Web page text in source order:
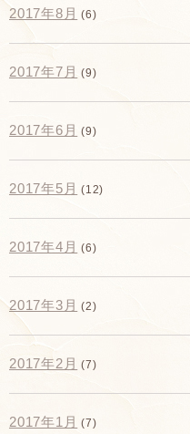
2017年8月 (6)
2017年7月 (9)
2017年6月 (9)
2017年5月 (12)
2017年4月 (6)
2017年3月 (2)
2017年2月 (7)
2017年1月 (7)